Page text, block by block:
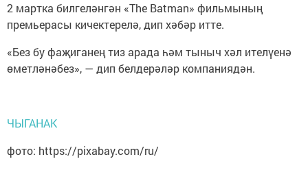
2 мартка билгеләнгән «The Batman» фильмының
премьерасы кичектерелә, дип хәбәр итте.
«Без бу фаҗиганең тиз арада һәм тыныч хәл ителүенә
өметләнәбез», — дип белдерәләр компаниядән.
ЧЫГАНАК
фото: https://pixabay.com/ru/